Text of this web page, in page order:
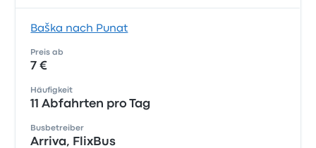
Baška nach Punat
Preis ab
7 €
Häufigkeit
11 Abfahrten pro Tag
Busbetreiber
Arriva, FlixBus